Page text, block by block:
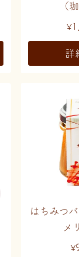
（
¥
詳
はちみつ
メ
¥